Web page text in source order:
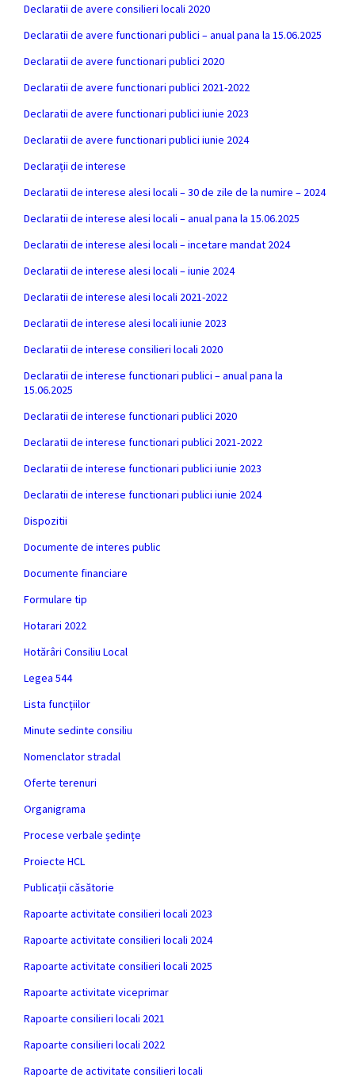
Declaratii de avere consilieri locali 2020
Declaratii de avere functionari publici – anual pana la 15.06.2025
Declaratii de avere functionari publici 2020
Declaratii de avere functionari publici 2021-2022
Declaratii de avere functionari publici iunie 2023
Declaratii de avere functionari publici iunie 2024
Declarații de interese
Declaratii de interese alesi locali – 30 de zile de la numire – 2024
Declaratii de interese alesi locali – anual pana la 15.06.2025
Declaratii de interese alesi locali – incetare mandat 2024
Declaratii de interese alesi locali – iunie 2024
Declaratii de interese alesi locali 2021-2022
Declaratii de interese alesi locali iunie 2023
Declaratii de interese consilieri locali 2020
Declaratii de interese functionari publici – anual pana la
15.06.2025
Declaratii de interese functionari publici 2020
Declaratii de interese functionari publici 2021-2022
Declaratii de interese functionari publici iunie 2023
Declaratii de interese functionari publici iunie 2024
Dispozitii
Documente de interes public
Documente financiare
Formulare tip
Hotarari 2022
Hotărâri Consiliu Local
Legea 544
Lista funcțiilor
Minute sedinte consiliu
Nomenclator stradal
Oferte terenuri
Organigrama
Procese verbale ședințe
Proiecte HCL
Publicații căsătorie
Rapoarte activitate consilieri locali 2023
Rapoarte activitate consilieri locali 2024
Rapoarte activitate consilieri locali 2025
Rapoarte activitate viceprimar
Rapoarte consilieri locali 2021
Rapoarte consilieri locali 2022
Rapoarte de activitate consilieri locali